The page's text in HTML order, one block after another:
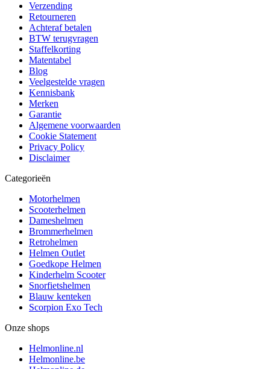
Verzending
Retourneren
Achteraf betalen
BTW terugvragen
Staffelkorting
Matentabel
Blog
Veelgestelde vragen
Kennisbank
Merken
Garantie
Algemene voorwaarden
Cookie Statement
Privacy Policy
Disclaimer
Categorieën
Motorhelmen
Scooterhelmen
Dameshelmen
Brommerhelmen
Retrohelmen
Helmen Outlet
Goedkope Helmen
Kinderhelm Scooter
Snorfietshelmen
Blauw kenteken
Scorpion Exo Tech
Onze shops
Helmonline.nl
Helmonline.be